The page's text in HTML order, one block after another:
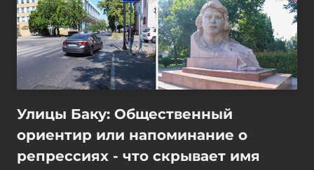
Улицы Баку: Общественный
ориентир или напоминание о
репрессиях - что скрывает имя